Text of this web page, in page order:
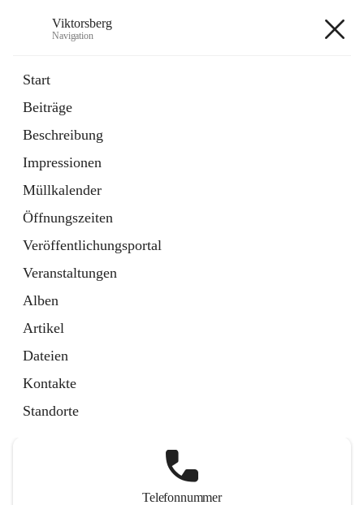
Viktorsberg
Navigation
Start
Beiträge
Beschreibung
Impressionen
Müllkalender
Öffnungszeiten
Veröffentlichungsportal
Veranstaltungen
Alben
Artikel
Dateien
Kontakte
Standorte
1 Schnellzugriff
Bürgerservice
10 Schnellzugriffe
Telefonnummer